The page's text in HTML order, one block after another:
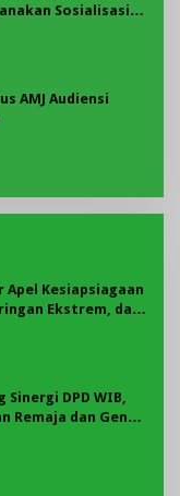
Sosialisasi
AMJ Audiensi
Kesiapsiagaan
Ekstrem, dan
Sinergi DPD WIB,
Remaja dan Geng